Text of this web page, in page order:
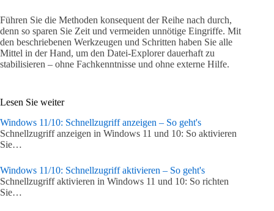
Führen Sie die Methoden konsequent der Reihe nach durch,
denn so sparen Sie Zeit und vermeiden unnötige Eingriffe. Mit
den beschriebenen Werkzeugen und Schritten haben Sie alle
Mittel in der Hand, um den Datei-Explorer dauerhaft zu
stabilisieren – ohne Fachkenntnisse und ohne externe Hilfe.
Lesen Sie weiter
Windows 11/10: Schnellzugriff anzeigen – So geht's
Schnellzugriff anzeigen in Windows 11 und 10: So aktivieren
Sie…
Windows 11/10: Schnellzugriff aktivieren – So geht's
Schnellzugriff aktivieren in Windows 11 und 10: So richten
Sie…